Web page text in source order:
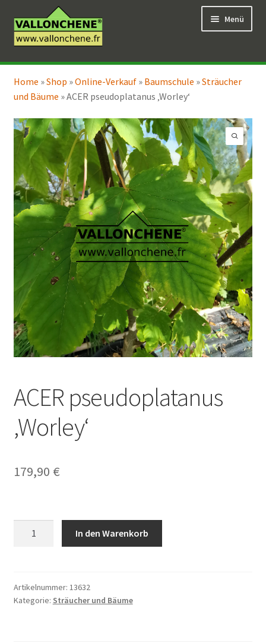
Navigation
springen
Inhalt
springen
Menü
Online-Verkauf
Coaching für den Garten
Home »Shop »Online-Verkauf» Baumschule »Sträucher
und Bäume »ACER pseudoplatanus ‚Worley‘
ACER pseudoplatanus
‚Worley‘
179,90 €
In den Warenkorb
Artikelnummer: 13632
Kategorie: Sträucher und Bäume